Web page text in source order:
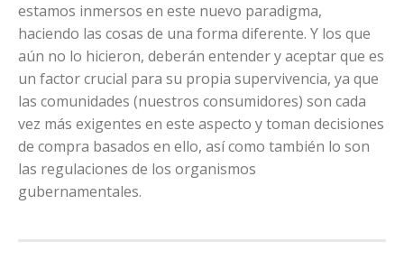
estamos inmersos en este nuevo paradigma,
haciendo las cosas de una forma diferente. Y los que
aún no lo hicieron, deberán entender y aceptar que es
un factor crucial para su propia supervivencia, ya que
las comunidades (nuestros consumidores) son cada
vez más exigentes en este aspecto y toman decisiones
de compra basados en ello, así como también lo son
las regulaciones de los organismos
gubernamentales.